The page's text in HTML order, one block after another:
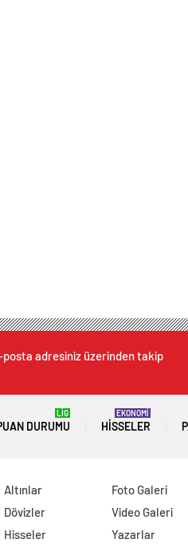
adresiniz üzerinden takip
DURUMU
LİG
HISSELER
EKONOMİ
Altınlar
Dövizler
Hisseler
Foto Galeri
Video Galeri
Yazarlar